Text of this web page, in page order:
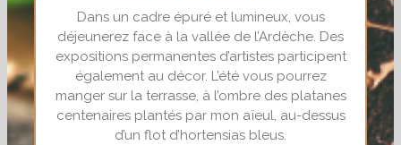
Dans un cadre épuré et lumineux, vous
déjeunerez face à la vallée de l’Ardèche. Des
expositions permanentes d’artistes participent
également au décor. L’été vous pourrez
manger sur la terrasse, à l’ombre des platanes
centenaires plantés par mon aïeul, au-dessus
d’un flot d’hortensias bleus.